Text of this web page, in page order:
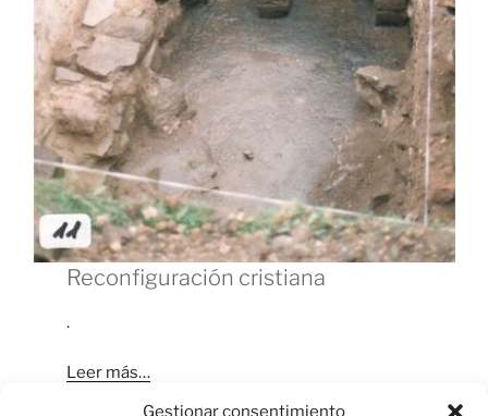
Gestionar consentimiento
Reconfiguración cristiana
.
Leer más…